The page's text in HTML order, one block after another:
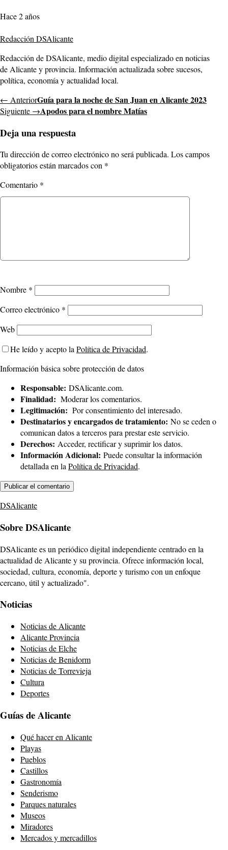
Hace 2 años
Redacción DSAlicante
Redacción de DSAlicante, medio digital especializado en noticias
de Alicante y provincia. Información actualizada sobre sucesos,
política, economía y actualidad local.
← AnteriorGuía para la noche de San Juan en Alicante 2023
Siguiente →Apodos para el nombre Matías
Deja una respuesta
Tu dirección de correo electrónico no será publicada. Los campos
obligatorios están marcados con *
Comentario *
Nombre *
Correo electrónico *
Web
He leído y acepto laPolítica de Privacidad.
Información básica sobre protección de datos
Responsable: DSAlicante.com.
Finalidad: Moderar los comentarios.
Legitimación: Por consentimiento del interesado.
Destinatarios y encargados de tratamiento: No se ceden o
comunican datos a terceros para prestar este servicio.
Derechos: Acceder, rectificar y suprimir los datos.
Información Adicional: Puede consultar la información
detallada en laPolítica de Privacidad.
DSAlicante
Sobre DSAlicante
DSAlicante es un periódico digital independiente centrado en la
actualidad de Alicante y su provincia. Ofrece información local,
sociedad, cultura, economía, deporte y turismo con un enfoque
cercano, útil y actualizado".
Noticias
Noticias de Alicante
Alicante Provincia
Noticias de Elche
Noticias de Benidorm
Noticias de Torrevieja
Cultura
Deportes
Guías de Alicante
Qué hacer en Alicante
Playas
Pueblos
Castillos
Gastronomía
Senderismo
Parques naturales
Museos
Miradores
Mercados y mercadillos